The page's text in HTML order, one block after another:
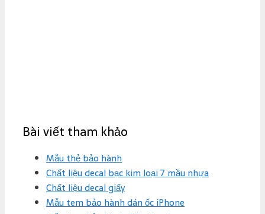
Bài viết tham khảo
Mẫu thẻ bảo hành
Chất liệu decal bạc kim loại 7 mầu nhựa
Chất liệu decal giấy
Mẫu tem bảo hành dán ốc iPhone